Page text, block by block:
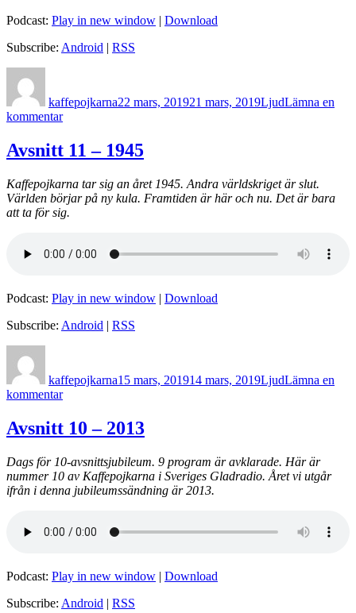
Podcast: Play in new window | Download
Subscribe: Android | RSS
kaffepojkarna22 mars, 201921 mars, 2019LjudLämna en
kommentartill
12
–
Avsnitt 11 – 1945
Kaffepojkarna tar sig an året 1945. Andra världskriget är slut.
Världen börjar på ny kula. Framtiden är här och nu. Det är bara
att ta för sig.
Podcast: Play in new window | Download
Subscribe: Android | RSS
kaffepojkarna15 mars, 201914 mars, 2019LjudLämna en
kommentartill
11
–
Avsnitt 10 – 2013
Dags för 10-avsnittsjubileum. 9 program är avklarade. Här är
nummer 10 av Kaffepojkarna i Sveriges Gladradio. Året vi utgår
ifrån i denna jubileumssändning är 2013.
Podcast: Play in new window | Download
Subscribe: Android | RSS